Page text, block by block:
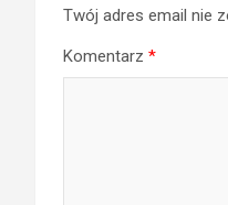
Twój adres email nie
Komentarz *